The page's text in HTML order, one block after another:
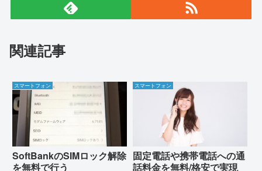
関連記事
スマートフォン
SoftBankのSIMロック解除
を無料で行う
スマートフォン
固定電話や携帯電話への通
話料金を無料/格安で実現